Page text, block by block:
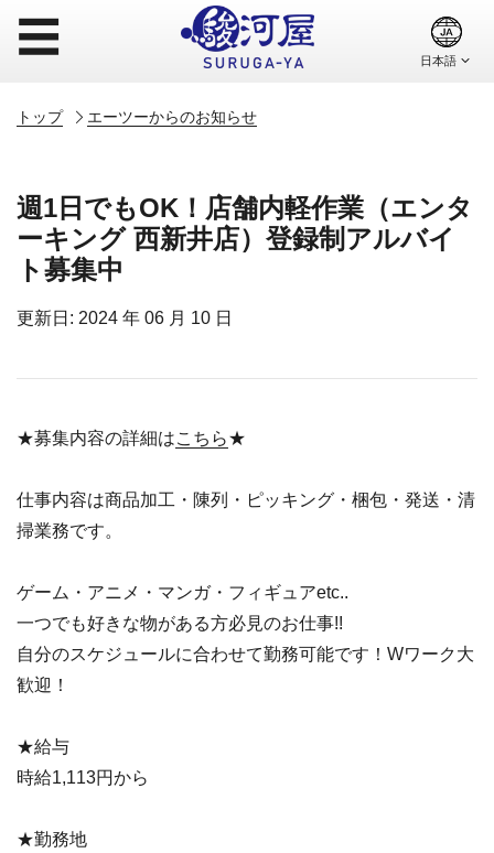
☰
トップ エーツーからのお知らせ
週1日でもOK！店舗内軽作業（エンタ
ーキング 西新井店）登録制アルバイ
ト募集中
更新日: 2024 年 06 月 10 日
★募集内容の詳細はこちら★
仕事内容は商品加工・陳列・ピッキング・梱包・発送・清
掃業務です。
ゲーム・アニメ・マンガ・フィギュアetc..
一つでも好きな物がある方必見のお仕事!!
自分のスケジュールに合わせて勤務可能です！Wワーク大
歓迎！
★給与
時給1,113円から
★勤務地